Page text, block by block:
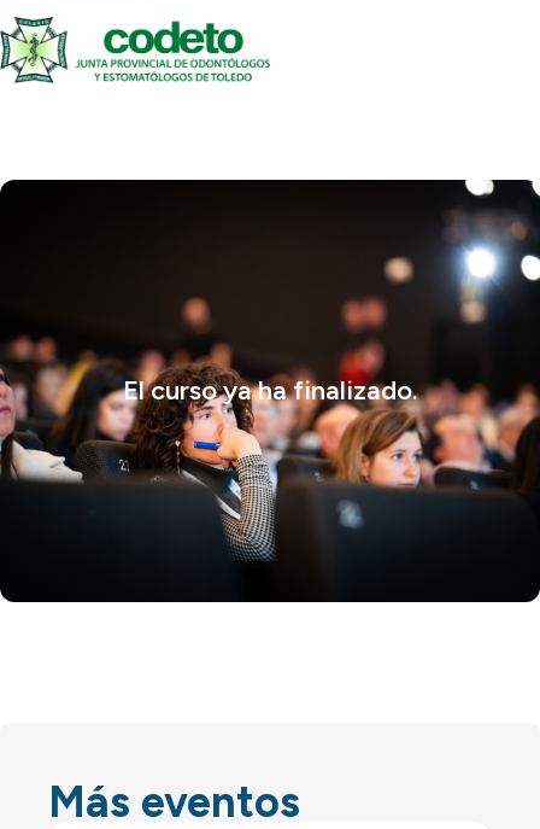
El curso ya ha finalizado.
Más eventos